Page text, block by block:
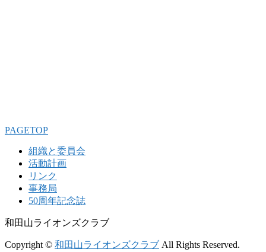
PAGETOP
組織と委員会
活動計画
リンク
事務局
50周年記念誌
和田山ライオンズクラブ
Copyright © 和田山ライオンズクラブ All Rights Reserved.